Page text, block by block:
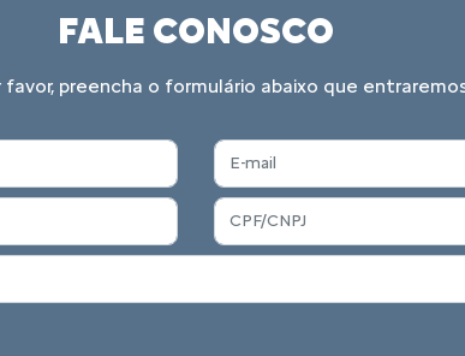
FALE CONOSCO
favor, preencha o formulário abaixo que